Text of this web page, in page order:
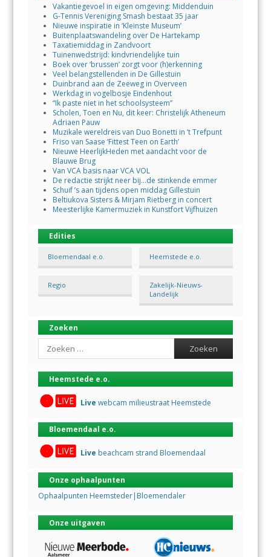
Vakantiegevoel in eigen omgeving: Middenduin
G-Tennis Vereniging Smash bestaat 35 jaar
Nieuwe inspiratie in ‘Kleinste Museum’
Buitenplaatswandeling over De Hartekamp
Taxatiemiddag in Zandvoort
Tuinenwedstrijd: kindvriendelijke tuin
Boek over ‘brussen’ zorgt voor (h)erkenning
Veel belangstellenden in De Gillestuin
Duinbrand aan de Zeeweg in Overveen
Werkdag in vogelbosje Eindenhout
“Ik paste niet in het schoolsysteem”
Scholen, Toen en Nu, dit keer: Christelijk Atheneum
Adriaen Pauw
Muzikale wereldreis van Duo Bonetti in ’t Trefpunt
Friso van Saase ‘Fittest Teen on Earth’
Nieuwe HeerlijkHeden met aandacht voor de
Blauwe Brug
Van VCA basis naar VCA VOL
De redactie strijkt neer bij…de stinkende emmer
Schuif ’s aan tijdens open middag Gillestuin
Beltiukova Sisters & Mirjam Rietberg in concert
Meesterlijke Kamermuziek in Kunstfort Vijfhuizen
Edities
Bloemendaal e.o. Heemstede e.o.
Regio
Zakelijk-Nieuws-
Landelijk
Zoeken
Search
Heemstede e.o.
Live webcam milieustraat Heemstede
Bloemendaal e.o.
Live beachcam strand Bloemendaal
Onze ophaalpunten
Ophaalpunten Heemsteder|Bloemendaler
Onze uitgaven